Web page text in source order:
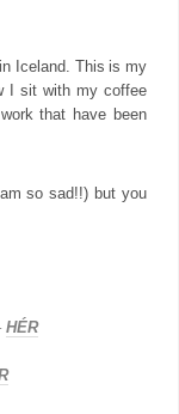
Iceland. This is my
I sit with my coffee
that have been
so sad!!) but you
HÉR